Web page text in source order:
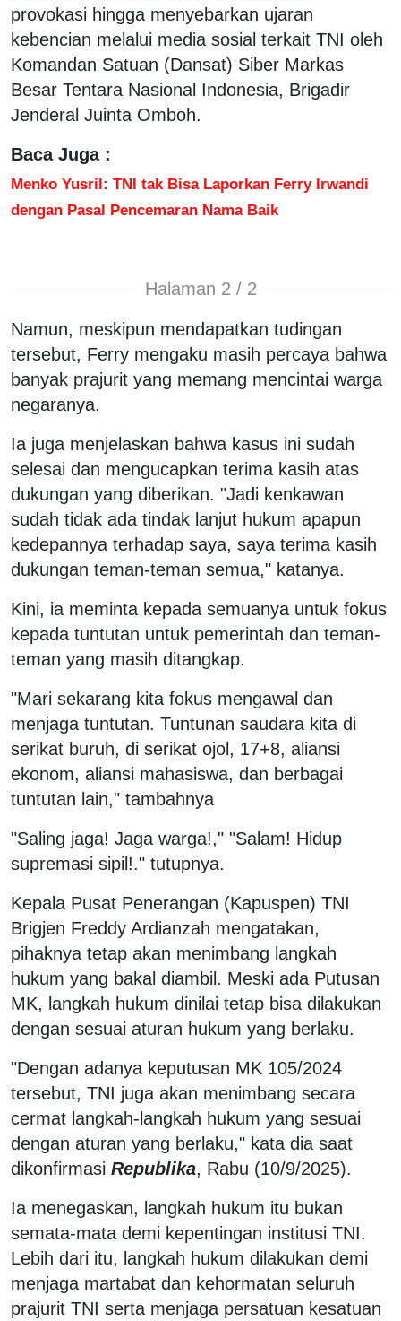
provokasi hingga menyebarkan ujaran
kebencian melalui media sosial terkait TNI oleh
Komandan Satuan (Dansat) Siber Markas
Besar Tentara Nasional Indonesia, Brigadir
Jenderal Juinta Omboh.
Baca Juga :
Menko Yusril: TNI tak Bisa Laporkan Ferry Irwandi
dengan Pasal Pencemaran Nama Baik
Halaman 2 / 2
Namun, meskipun mendapatkan tudingan
tersebut, Ferry mengaku masih percaya bahwa
banyak prajurit yang memang mencintai warga
negaranya.
Ia juga menjelaskan bahwa kasus ini sudah
selesai dan mengucapkan terima kasih atas
dukungan yang diberikan. "Jadi kenkawan
sudah tidak ada tindak lanjut hukum apapun
kedepannya terhadap saya, saya terima kasih
dukungan teman-teman semua," katanya.
Kini, ia meminta kepada semuanya untuk fokus
kepada tuntutan untuk pemerintah dan teman-
teman yang masih ditangkap.
"Mari sekarang kita fokus mengawal dan
menjaga tuntutan. Tuntunan saudara kita di
serikat buruh, di serikat ojol, 17+8, aliansi
ekonom, aliansi mahasiswa, dan berbagai
tuntutan lain," tambahnya
"Saling jaga! Jaga warga!," "Salam! Hidup
supremasi sipil!." tutupnya.
Kepala Pusat Penerangan (Kapuspen) TNI
Brigjen Freddy Ardianzah mengatakan,
pihaknya tetap akan menimbang langkah
hukum yang bakal diambil. Meski ada Putusan
MK, langkah hukum dinilai tetap bisa dilakukan
dengan sesuai aturan hukum yang berlaku.
"Dengan adanya keputusan MK 105/2024
tersebut, TNI juga akan menimbang secara
cermat langkah-langkah hukum yang sesuai
dengan aturan yang berlaku," kata dia saat
dikonfirmasi Republika, Rabu (10/9/2025).
Ia menegaskan, langkah hukum itu bukan
semata-mata demi kepentingan institusi TNI.
Lebih dari itu, langkah hukum dilakukan demi
menjaga martabat dan kehormatan seluruh
prajurit TNI serta menjaga persatuan kesatuan